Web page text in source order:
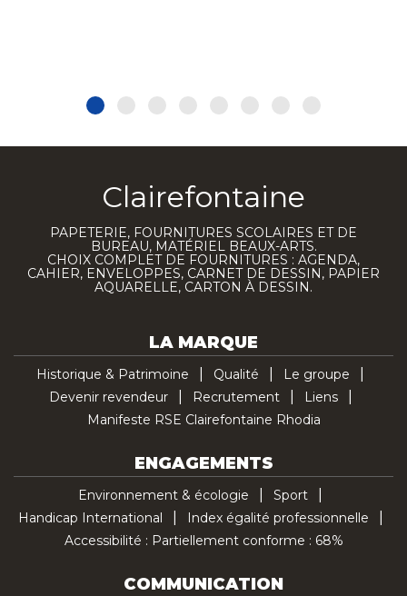
Clairefontaine
PAPETERIE, FOURNITURES SCOLAIRES ET DE
BUREAU, MATÉRIEL BEAUX-ARTS.
CHOIX COMPLET DE FOURNITURES : AGENDA,
CAHIER, ENVELOPPES, CARNET DE DESSIN, PAPIER
AQUARELLE, CARTON À DESSIN.
LA MARQUE
Historique & Patrimoine Qualité
Le groupe
Devenir revendeur
Recrutement
Liens
Manifeste RSE Clairefontaine Rhodia
ENGAGEMENTS
Environnement & écologie
Sport
Handicap International
Index égalité professionnelle
Accessibilité : Partiellement conforme : 68%
COMMUNICATION